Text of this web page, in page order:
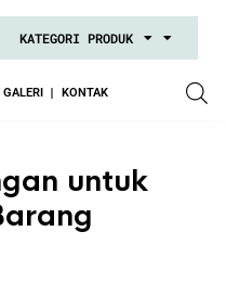
KATEGORI PRODUK
GALERI KONTAK
untuk